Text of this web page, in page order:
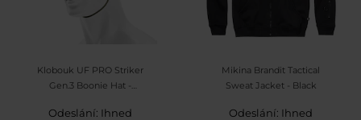
Klobouk UF PRO Striker
Gen.3 Boonie Hat -
Odeslání: Ihned
Mikina Brandit Tactical
Sweat Jacket - Black
Odeslání: Ihned